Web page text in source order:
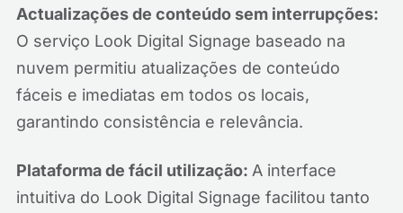
Actualizações de conteúdo sem interrupções:
O serviço Look Digital Signage baseado na
nuvem permitiu atualizações de conteúdo
fáceis e imediatas em todos os locais,
garantindo consistência e relevância.
Plataforma de fácil utilização: A interface
intuitiva do Look Digital Signage facilitou tanto